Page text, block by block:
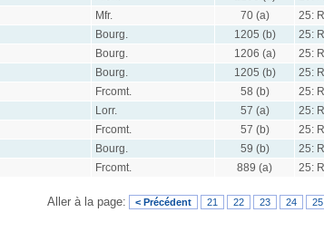
Mfr. 70 (a)
25:
Bourg. 1205 (b)
25:
Bourg. 1206 (a)
25:
Bourg. 1205 (b)
25:
Frcomt. 58 (b)
25:
Lorr. 57 (a)
25:
Frcomt. 57 (b)
25:
Bourg. 59 (b)
25:
Frcomt. 889 (a) 25:
Aller à la page: < Précédent 21 22 23 24 25